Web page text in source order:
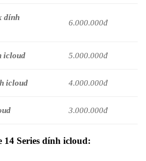
dính
6.000.000đ
icloud 5.000.000đ
icloud 4.000.000đ
3.000.000đ
Series dính icloud: